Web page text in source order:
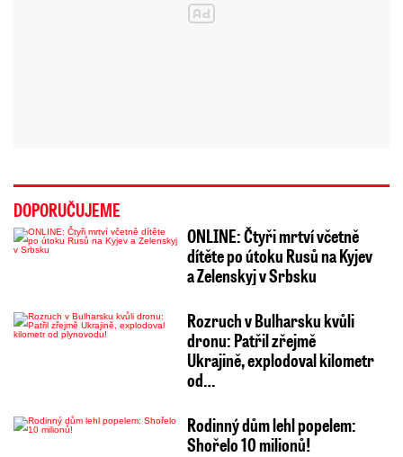
DOPORUČUJEME
ONLINE: Čtyři mrtví včetně
dítěte po útoku Rusů na Kyjev
a Zelenskyj v Srbsku
Rozruch v Bulharsku kvůli
dronu: Patřil zřejmě
Ukrajině, explodoval kilometr
od…
Rodinný dům lehl popelem:
Shořelo 10 milionů!